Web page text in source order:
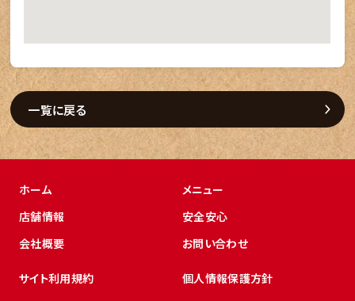
一覧に戻る
ホーム
メニュー
店舗情報
安全安心
会社概要
お問い合わせ
サイト利用規約 個人情報保護方針